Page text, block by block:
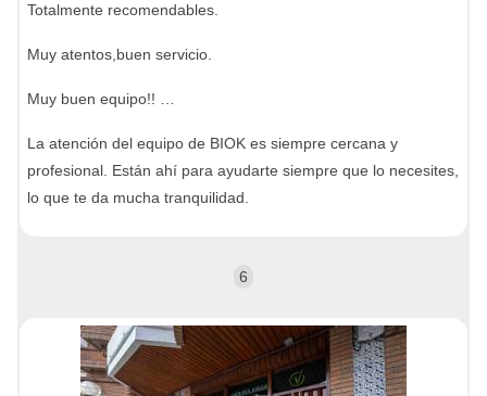
Totalmente recomendables.
Muy atentos,buen servicio.
Muy buen equipo!! …
La atención del equipo de BIOK es siempre cercana y
profesional. Están ahí para ayudarte siempre que lo necesites,
lo que te da mucha tranquilidad.
6